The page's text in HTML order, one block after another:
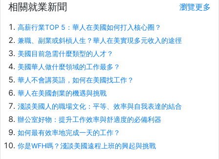
相關就業新聞 瀏覽更多
高薪行業TOP 5：華人在美國如何打入核心圈？
兼職、副業或斜槓人生？華人在美實現多元收入的途徑
美國目前急需什麼類型的人才？
美國華人做什麼領域的工作最多？
華人不會講英語，如何在美國找工作？
華人在美國創業的機遇與挑戰
淺談美國人的職場文化：平等、效率與自我表達的結合
辦公室好物：提升工作效率與舒適度的必備利器
如何最有效率地完成一天的工作？
你是WFH嗎？淺談美國遠程上班的興起與挑戰